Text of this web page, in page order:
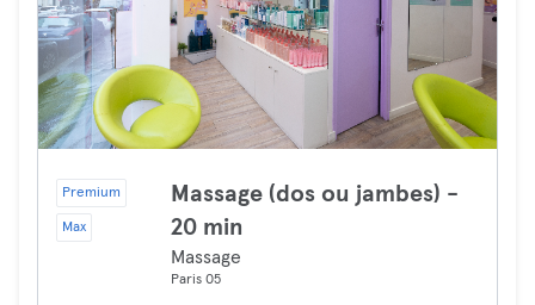
Premium
Max
Massage (dos ou jambes) -
20 min
Massage
Paris 05